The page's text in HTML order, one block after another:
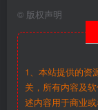
© 版权声明
1、本站提供的资
关，所有内容及
述内容用于商业